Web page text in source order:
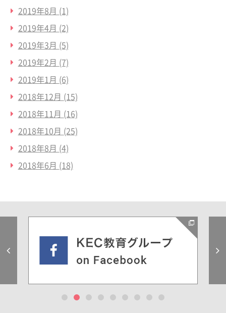
2019年8月 (1)
2019年4月 (2)
2019年3月 (5)
2019年2月 (7)
2019年1月 (6)
2018年12月 (15)
2018年11月 (16)
2018年10月 (25)
2018年8月 (4)
2018年6月 (18)